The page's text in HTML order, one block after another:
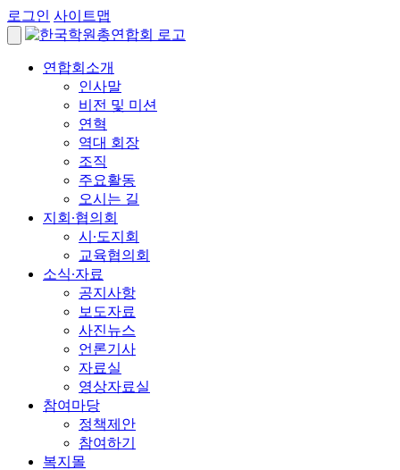
로그인 사이트맵
연합회소개
인사말
비전 및 미션
연혁
역대 회장
조직
주요활동
오시는 길
지회∙협의회
시∙도지회
교육협의회
소식∙자료
공지사항
보도자료
사진뉴스
언론기사
자료실
영상자료실
참여마당
정책제안
참여하기
복지몰